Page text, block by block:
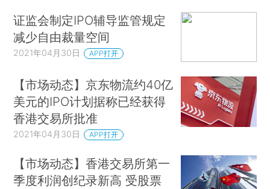
证监会制定IPO辅导监管规定
减少自由裁量空间
2021年04月30日 APP打开
【市场动态】京东物流约40亿
美元的IPO计划据称已经获得
香港交易所批准
2021年04月30日 APP打开
【市场动态】香港交易所第一
季度利润创纪录新高 受股票